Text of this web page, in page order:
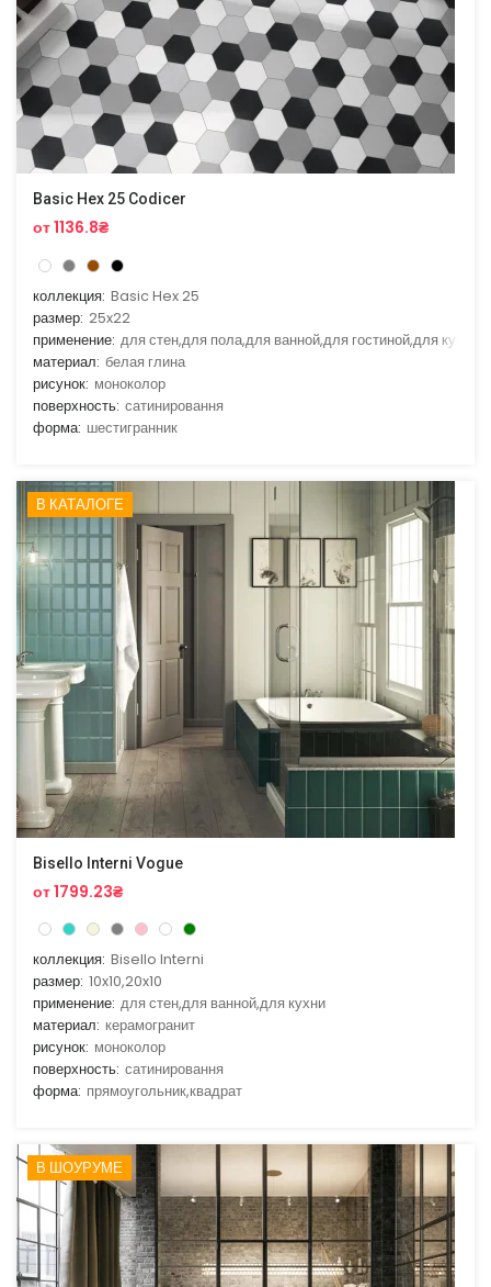
Basic Hex 25 Codicer
от 1136.8₴
коллекция: Basic Hex 25
размер: 25x22
применение: для стен,для пола,для ванной,для гостиной,для кухни
материал: белая глина
рисунок: моноколор
поверхность: сатинировання
форма: шестигранник
В КАТАЛОГЕ
Bisello Interni Vogue
от 1799.23₴
коллекция: Bisello Interni
размер: 10x10,20x10
применение: для стен,для ванной,для кухни
материал: керамогранит
рисунок: моноколор
поверхность: сатинировання
форма: прямоугольник,квадрат
В ШОУРУМЕ